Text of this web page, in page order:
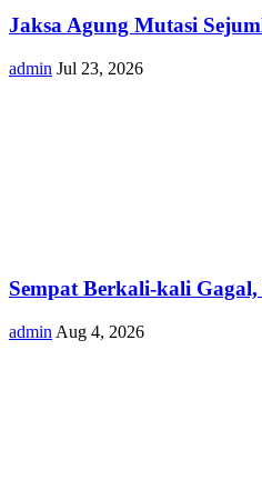
Jaksa Agung Mutasi
admin Jul 23, 2026
Sempat Berkali-kali
admin Aug 4, 2026